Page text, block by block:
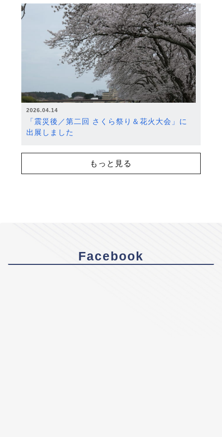
2026.04.14
「震災後／第二回 さくら祭り＆花火大会」に
出展しました
もっと見る
Facebook